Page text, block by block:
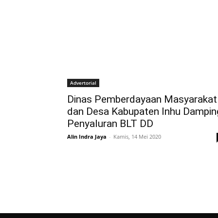
Advertorial
Dinas Pemberdayaan Masyarakat
dan Desa Kabupaten Inhu
Penyaluran BLT DD
Alin Indra Jaya - Kamis, 14 Mei 2020